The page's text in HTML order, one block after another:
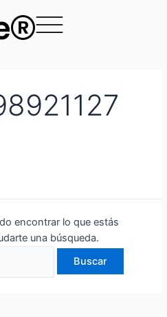
encontrar lo que estás
una búsqueda.